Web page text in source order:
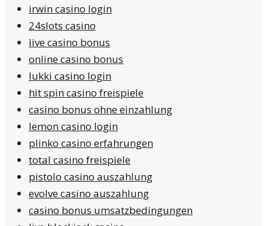
irwin casino login
24slots casino
live casino bonus
online casino bonus
lukki casino login
hit spin casino freispiele
casino bonus ohne einzahlung
lemon casino login
plinko casino erfahrungen
total casino freispiele
pistolo casino auszahlung
evolve casino auszahlung
casino bonus umsatzbedingungen